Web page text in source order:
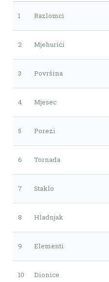
1 Razlomci
2 Mjehurići
3 Površina
4 Mjesec
5 Porezi
6 Tornada
7 Staklo
8 Hladnjak
9 Elementi
10 Dionice